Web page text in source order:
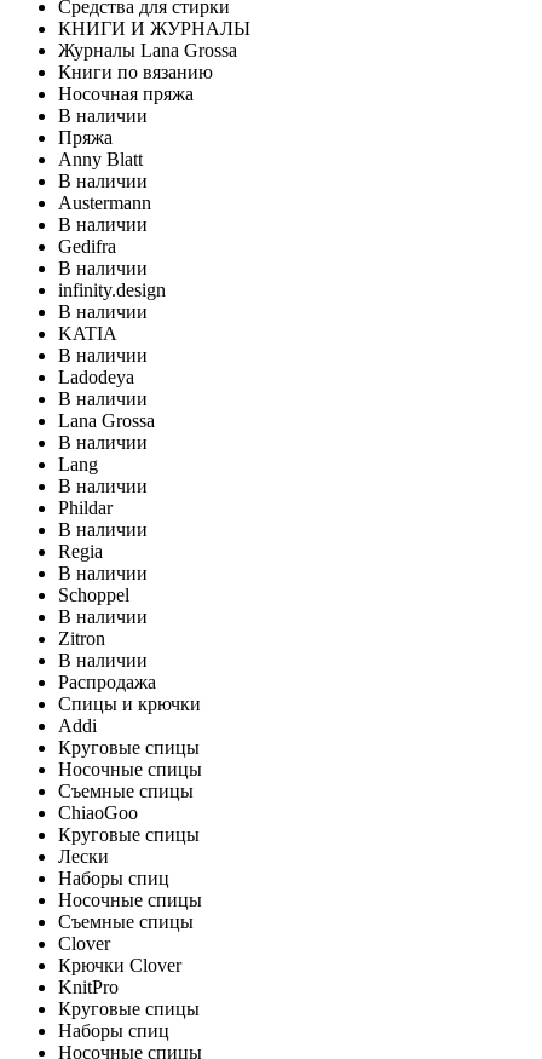
Средства для стирки
КНИГИ И ЖУРНАЛЫ
Журналы Lana Grossa
Книги по вязанию
Носочная пряжа
В наличии
Пряжа
Anny Blatt
В наличии
Austermann
В наличии
Gedifra
В наличии
infinity.design
В наличии
KATIA
В наличии
Ladodeya
В наличии
Lana Grossa
В наличии
Lang
В наличии
Phildar
В наличии
Regia
В наличии
Schoppel
В наличии
Zitron
В наличии
Распродажа
Спицы и крючки
Addi
Круговые спицы
Носочные спицы
Съемные спицы
ChiaoGoo
Круговые спицы
Лески
Наборы спиц
Носочные спицы
Съемные спицы
Clover
Крючки Clover
KnitPro
Круговые спицы
Наборы спиц
Носочные спицы